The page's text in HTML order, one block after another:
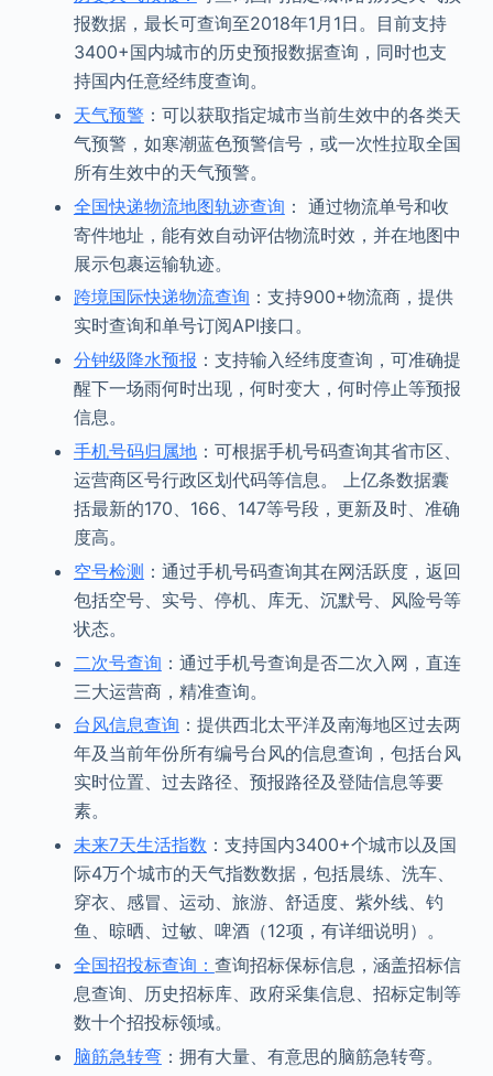
报数据，最长可查询至2018年1月1日。目前支持
3400+国内城市的历史预报数据查询，同时也支
持国内任意经纬度查询。
天气预警 ：可以获取指定城市当前生效中的各类天
气预警，如寒潮蓝色预警信号，或一次性拉取全国
所有生效中的天气预警。
全国快递物流地图轨迹查询 ： 通过物流单号和收
寄件地址，能有效自动评估物流时效，并在地图中
展示包裹运输轨迹。
跨境国际快递物流查询 ：支持900+物流商，提供
实时查询和单号订阅API接口。
分钟级降水预报 ：支持输入经纬度查询，可准确提
醒下一场雨何时出现，何时变大，何时停止等预报
信息。
手机号码归属地：可根据手机号码查询其省市区、
运营商区号行政区划代码等信息。 上亿条数据囊
括最新的170、166、147等号段，更新及时、准确
度高。
空号检测 ：通过手机号码查询其在网活跃度，返回
包括空号、实号、停机、库无、沉默号、风险号等
状态。
二次号查询 ：通过手机号查询是否二次入网，直连
三大运营商，精准查询。
台风信息查询 ：提供西北太平洋及南海地区过去两
年及当前年份所有编号台风的信息查询，包括台风
实时位置、过去路径、预报路径及登陆信息等要
素。
未来7天生活指数 ：支持国内3400+个城市以及国
际4万个城市的天气指数数据，包括晨练、洗车、
穿衣、感冒、运动、旅游、舒适度、紫外线、钓
鱼、晾晒、过敏、啤酒（12项，有详细说明）。
全国招投标查询： 查询招标保标信息，涵盖招标信
息查询、历史招标库、政府采集信息、招标定制等
数十个招投标领域。
脑筋急转弯：拥有大量、有意思的脑筋急转弯。